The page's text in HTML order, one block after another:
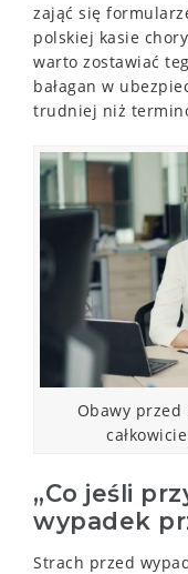
zająć się
polskiej kasie
warto zostawiać
bałagan w
trudniej niż
Obawy przed
„Co jeśli
wypadek
Strach przed